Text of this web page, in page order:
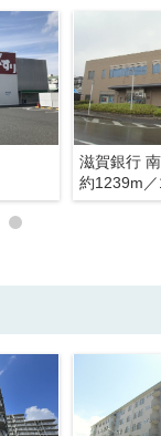
滋賀銀行
約1239m